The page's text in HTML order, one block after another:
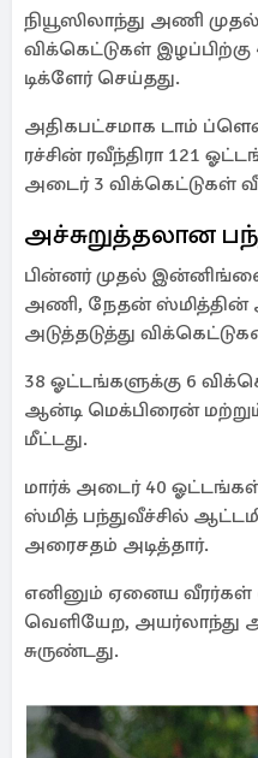
நியூஸிலாந்து அணி
விக்கெட்டுகள் இழப்பிற்கு
டிக்ளேர் செய்தது.
அதிகபட்சமாக டாம்
ரச்சின் ரவீந்திரா 121
அடைர் 3 விக்கெட்டுகள்
அச்சுறுத்தலான
பின்னர் முதல்
அணி, நேதன் ஸ்மித்தின்
அடுத்தடுத்து
38 ஓட்டங்களுக்கு 6
ஆன்டி மெக்பிரைன்
மீட்டது.
மார்க் அடைர் 40
ஸ்மித் பந்துவீச்சில்
அரைசதம் அடித்தார்.
எனினும் ஏனைய
வெளியேற, அயர்லாந்து
சுருண்டது.